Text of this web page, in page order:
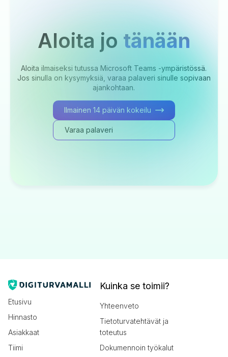
Aloita jo tänään
Aloita ilmaiseksi tutussa Microsoft Teams -ympäristössä.
Jos sinulla on kysymyksiä, varaa palaveri sinulle sopivaan
ajankohtaan.
Ilmainen 14 päivän kokeilu
Varaa palaveri
Etusivu
Hinnasto
Asiakkaat
Tiimi
Kuinka se toimii?
Yhteenveto
Tietoturvatehtävät ja
toteutus
Dokumennoin työkalut